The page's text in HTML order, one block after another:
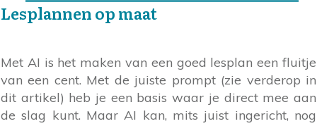
Lesplannen op maat
Met AI is het maken van een goed lesplan een fluitje
van een cent. Met de juiste prompt (zie verderop in
dit artikel) heb je een basis waar je direct mee aan
de slag kunt. Maar AI kan, mits juist ingericht, nog